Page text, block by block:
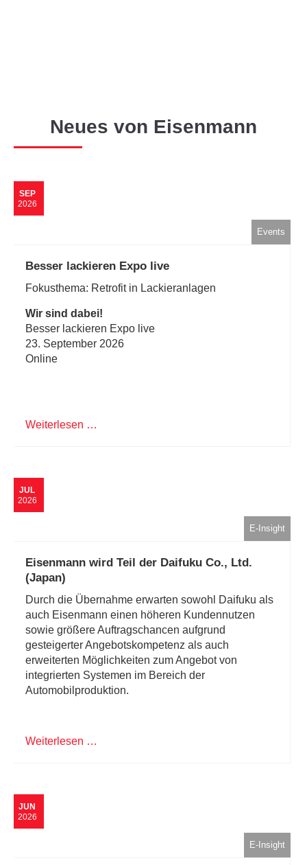
Neues von Eisenmann
SEP
2026
Events
Besser lackieren Expo live
Fokusthema: Retrofit in Lackieranlagen
Wir sind dabei!
Besser lackieren Expo live
23. September 2026
Online
Weiterlesen …
JUL
2026
E-Insight
Eisenmann wird Teil der Daifuku Co., Ltd.
(Japan)
Durch die Übernahme erwarten sowohl Daifuku als
auch Eisenmann einen höheren Kundennutzen
sowie größere Auftragschancen aufgrund
gesteigerter Angebotskompetenz als auch
erweiterten Möglichkeiten zum Angebot von
integrierten Systemen im Bereich der
Automobilproduktion.
Weiterlesen …
JUN
2026
E-Insight